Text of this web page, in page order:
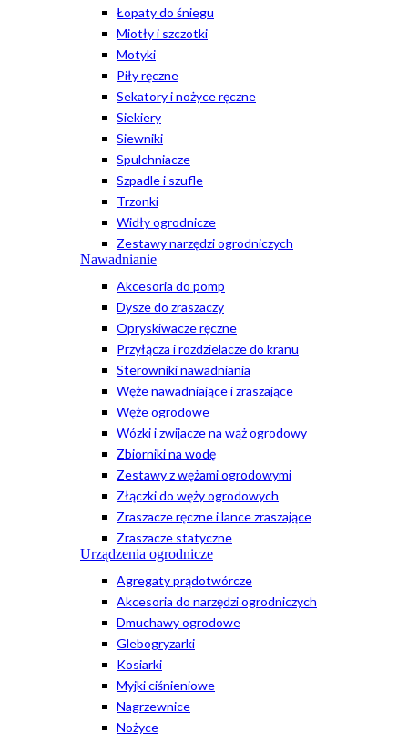
Łopaty do śniegu
Miotły i szczotki
Motyki
Piły ręczne
Sekatory i nożyce ręczne
Siekiery
Siewniki
Spulchniacze
Szpadle i szufle
Trzonki
Widły ogrodnicze
Zestawy narzędzi ogrodniczych
Nawadnianie
Akcesoria do pomp
Dysze do zraszaczy
Opryskiwacze ręczne
Przyłącza i rozdzielacze do kranu
Sterowniki nawadniania
Węże nawadniające i zraszające
Węże ogrodowe
Wózki i zwijacze na wąż ogrodowy
Zbiorniki na wodę
Zestawy z wężami ogrodowymi
Złączki do węży ogrodowych
Zraszacze ręczne i lance zraszające
Zraszacze statyczne
Urządzenia ogrodnicze
Agregaty prądotwórcze
Akcesoria do narzędzi ogrodniczych
Dmuchawy ogrodowe
Glebogryzarki
Kosiarki
Myjki ciśnieniowe
Nagrzewnice
Nożyce